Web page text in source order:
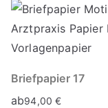
Briefpapier 17
ab94,00€